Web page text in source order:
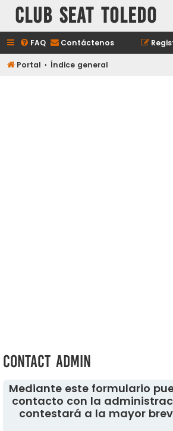
Club Seat Toledo
FAQ Contáctenos
Portal Índice general
Contact Admin
Mediante este formulario
contacto con la
contestará a la mayor